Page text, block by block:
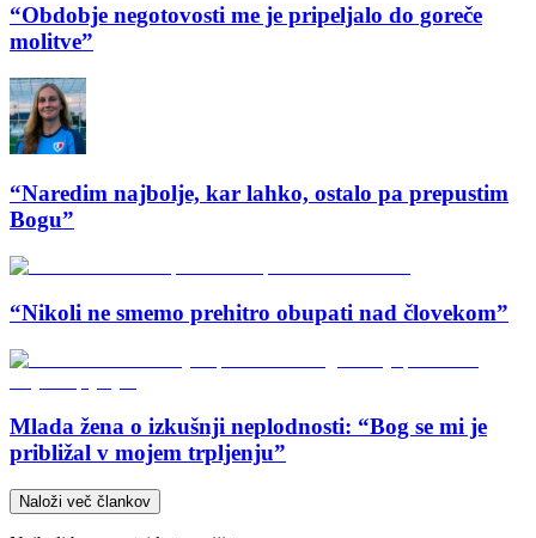
“Obdobje negotovosti me je pripeljalo do goreče
molitve”
“Naredim najbolje, kar lahko, ostalo pa prepustim
Bogu”
“Nikoli ne smemo prehitro obupati nad človekom”
Mlada žena o izkušnji neplodnosti: “Bog se mi je
približal v mojem trpljenju”
Naloži več člankov